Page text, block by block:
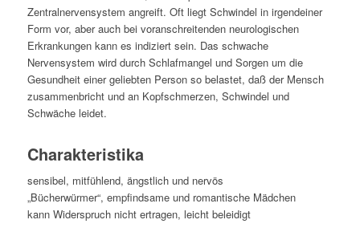
Zentralnervensystem angreift. Oft liegt Schwindel in irgendeiner
Form vor, aber auch bei voranschreitenden neurologischen
Erkrankungen kann es indiziert sein. Das schwache
Nervensystem wird durch Schlafmangel und Sorgen um die
Gesundheit einer geliebten Person so belastet, daß der Mensch
zusammenbricht und an Kopfschmerzen, Schwindel und
Schwäche leidet.
Charakteristika
sensibel, mitfühlend, ängstlich und nervös
„Bücherwürmer“, empfindsame und romantische Mädchen
kann Widerspruch nicht ertragen, leicht beleidigt